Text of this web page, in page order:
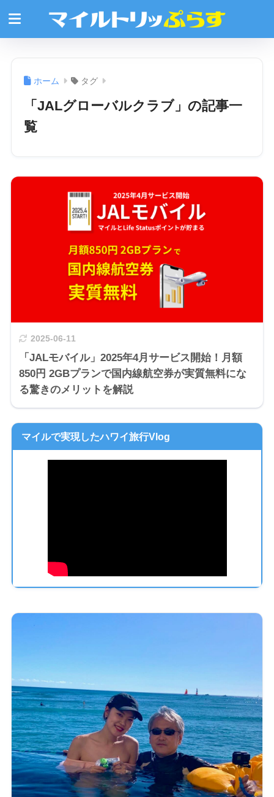
ホーム タグ
「JALグローバルクラブ」の記事一
覧
2025-06-11
「JALモバイル」2025年4月サービス開始！月額
850円 2GBプランで国内線航空券が実質無料にな
る驚きのメリットを解説
マイルで実現したハワイ旅行Vlog